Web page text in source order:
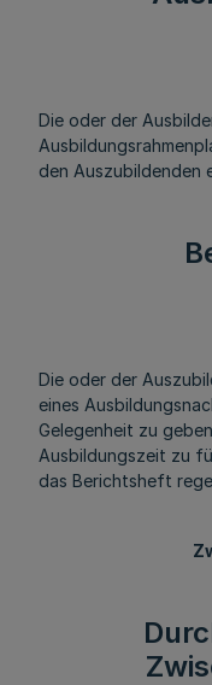
Die oder der
den Auszubildenden
Die oder der
eines
Gelegenheit zu
Ausbildungszeit zu
das Berichtsheft